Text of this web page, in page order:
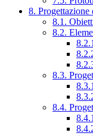
8. Progettazione
8.1.
8.2.
8.3.
8.4.